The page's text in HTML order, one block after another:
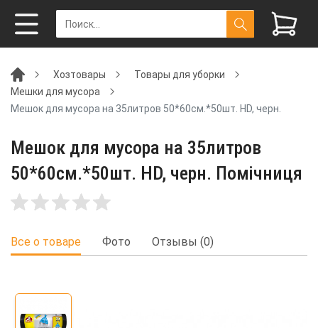
Хозтовары
Товары для уборки
Мешки для мусора
Мешок для мусора на 35литров 50*60см.*50шт. HD, черн.
Мешок для мусора на 35литров
50*60см.*50шт. HD, черн. Помічниця
Все о товаре Фото Отзывы (0)